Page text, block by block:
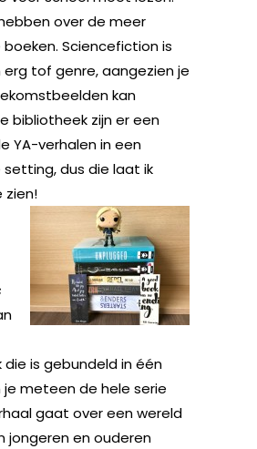
over de meer
Sciencefiction is
erg tof genre, aangezien je
kan
bibliotheek zijn er een
YA-verhalen in een
dus die laat ik
zien!
die is gebundeld in één
je meteen de hele serie
gaat over een wereld
jongeren en ouderen